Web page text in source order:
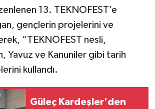
13. TEKNOFEST’e
gençlerin projelerini ve
“TEKNOFEST nesli,
Yavuz ve Kanuniler gibi tarih
kullandı.
Güleç Kardeşler'den